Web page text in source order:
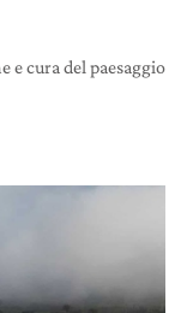
e cura del paesaggio